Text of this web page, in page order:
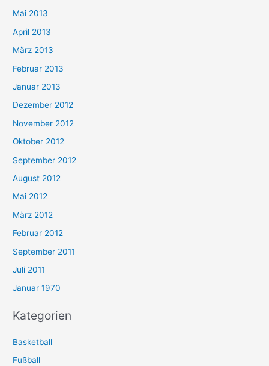
Mai 2013
April 2013
März 2013
Februar 2013
Januar 2013
Dezember 2012
November 2012
Oktober 2012
September 2012
August 2012
Mai 2012
März 2012
Februar 2012
September 2011
Juli 2011
Januar 1970
Kategorien
Basketball
Fußball